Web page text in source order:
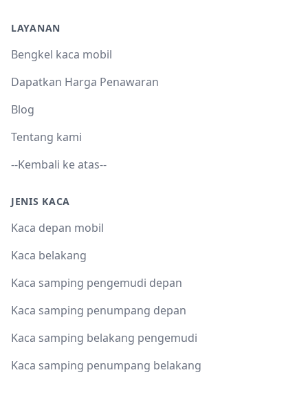
LAYANAN
Bengkel kaca mobil
Dapatkan Harga Penawaran
Blog
Tentang kami
--Kembali ke atas--
JENIS KACA
Kaca depan mobil
Kaca belakang
Kaca samping pengemudi depan
Kaca samping penumpang depan
Kaca samping belakang pengemudi
Kaca samping penumpang belakang